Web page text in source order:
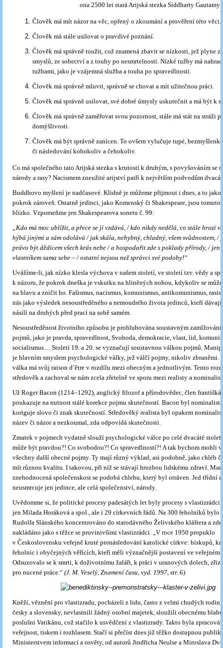
ona 2500 let stará Arijská stezka Siddharty Gautamy:
Člověk má mít názor na věc, opřený o zkoumání a prověření této věci.
Člověk má stále usilovat o pravdivé poznání.
Člověk má správně toužit, což znamená zbavit se nízkosti, jež plyne
smyslů, ze sobectví a z touhy po nesmrtelnosti. Nízké tužby má
tužbami, jako je vzájemná služba a touha po spravedlnosti.
Člověk má správně mluvit, správně se chovat a mít užitečnou práci.
Člověk má správně usilovat, své dobré úmysly uskutečnit a má být k
Člověk má správně zaměřovat svou pozornost, stále má stát na stráži
domýšlivosti.
Člověk má být správně zanícen. To ovšem vylučuje tupé,
či následování kohokoliv a čehokoliv.
Co má společného tato Arijská stezka s krutostí k druhým, s povyšováním se
národy a rasy? Nacismem zneužité arijství patří k největším podvodům
Buddhovo myšlení je nadčasové. Klidně je můžeme přijmout i dnes, a to
pokrok zároveň. Ostatně jedinci, jako Komenský či Shakespeare, jsou
blízko. Vzpomeňme jen Shakespearova sonetu č. 99:
„Kdo má moc ublížit, a přece se jí vzdává, / kdo nikdy nedělá, co stále hrozí v
hýbá jinými a sám odolává / jak skála, nehybný, chladný, všem svůdnostem, /
právo být dědicem všech krás nebe / a hospodařit zde s poklady přírody, / jen
vlastníkem sama sebe – / ostatní nejsou než správci své podoby!“
Uvážíme-li, jak nízko klesla výchova v našem století, ve století tzv. vědy a
k názoru, že pokrok dneška je vskutku na hliněných nohou, kdykoliv se
na hlavu a zničit ho. Fašismus, nacismus, komunismus, antikomunismus,
nás jako výsledek nesoustředěného a nemoudrého života jedinců, kteří
násilí na druhých před prací na sobě samém.
Nesoustředěnost životního způsobu je prohlubována soustavným
pojmů, jako je pravda, spravedlnost, Svoboda, demokracie, vlast, lid,
socialismus… Století 19. a 20. se vyznačují soustavnou válkou pojmů.
je hlavním smyslem psychologické války, jež válčí pojmy, nikoliv zbraněmi.
válka má svůj raison d’être v rozdílu mezi obecným a jednotlivým. Tento
středověk a zachoval se nám zcela zřetelně ve sporu mezi realisty a
Už Roger Bacon (1214–1292), anglický filozof a přírodovědec, člen
poukazuje na nutnost stálé korekce pojmu skutečností. Bacon byl
koriguje slovo či znak skutečností. Středověký realista byl opakem
název či názor a nezkoumal, zda odpovídá skutečnosti.
Zmatek v pojmech vydatně slouží psychologické válce po celé dvacáté
může být pravdou?! Co svobodou?! Co spravedlností?! A tak bychom mohli
všechny další obecné pojmy. Ty mají různý výklad, asi podobně, jako chléb
mít různou kvalitu. I takovou, při níž se stávají hrozbou lidskému zdraví.
znehodnocená společenskost se podobá chlebu, který byl otráven. Jed třídní
neusmrcuje jen jedince, ale celá společenství, národy.
Uvědomme si, že politické procesy padesátých let byly procesy s
jen Milada Horáková a spol., ale i 29 církevních řádů. Na 300 řeholníků bylo
Rudolfa Slánského koncentrováno do starodávného Želivského kláštera a
nakládáno jako s těžce se provinivšími vlastizrádci. „V roce 1950 propuklo
v Československu veřejně kruté pronásledování katolické církve: biskupů,
řeholnic i obyčejných věřících, kteří měli význačnější postavení ve veřejném
Odsuzovalo se k smrti, k doživotnímu žaláři, k práci v uranových dolech,
pro nucené práce.“ (J. M. Veselý, Znamení času, vyd. 1997, str. 6)
Kněží, věznění pro vlastizradu, pocházeli z lidu, často z velmi chudých
česky a slovensky, nevlastnili žádný osobní majetek, sloužili obecnému
poslušni Vatikánu, což stačilo k usvědčení z vlastizrady. Takto byla
veřejnost, tiskem i rozhlasem. Stačí si přečíst dnes již těžko dostupnou
Ministerstvem informací a osvěty, od autorů Jindřicha Neulse a Miroslava